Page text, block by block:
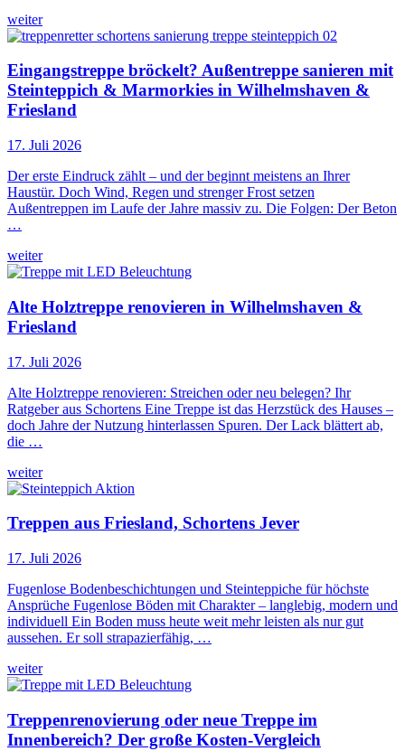
weiter
Eingangstreppe bröckelt? Außentreppe sanieren mit
Steinteppich & Marmorkies in Wilhelmshaven &
Friesland
17. Juli 2026
Der erste Eindruck zählt – und der beginnt meistens an Ihrer
Haustür. Doch Wind, Regen und strenger Frost setzen
Außentreppen im Laufe der Jahre massiv zu. Die Folgen: Der Beton
…
weiter
Alte Holztreppe renovieren in Wilhelmshaven &
Friesland
17. Juli 2026
Alte Holztreppe renovieren: Streichen oder neu belegen? Ihr
Ratgeber aus Schortens Eine Treppe ist das Herzstück des Hauses –
doch Jahre der Nutzung hinterlassen Spuren. Der Lack blättert ab,
die …
weiter
Treppen aus Friesland, Schortens Jever
17. Juli 2026
Fugenlose Bodenbeschichtungen und Steinteppiche für höchste
Ansprüche Fugenlose Böden mit Charakter – langlebig, modern und
individuell Ein Boden muss heute weit mehr leisten als nur gut
aussehen. Er soll strapazierfähig, …
weiter
Treppenrenovierung oder neue Treppe im
Innenbereich? Der große Kosten-Vergleich